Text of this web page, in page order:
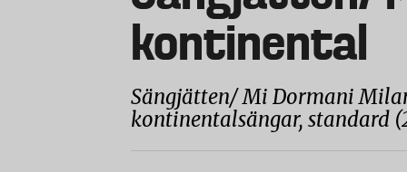
kontinental
Sängjätten/ Mi Dormani
kontinentalsängar, standard